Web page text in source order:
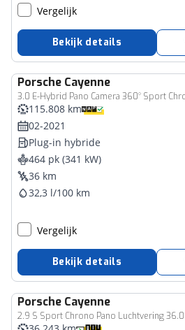
Vergelijk
Bekijk details
Porsche Cayenne
3.0 E-Hybrid Pano Camera 360° Sport
115.808 km
02-2021
Plug-in hybride
464 pk (341 kW)
36 km
32,3 l/100 km
Vergelijk
Bekijk details
Porsche Cayenne
2.9 S Sport Chrono Pano Luchtvering